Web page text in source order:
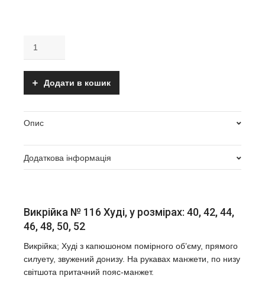
количество
Додати в кошик
Опис
Додаткова інформація
52)
Викрійка № 116 Худі, у розмірах: 40, 42, 44,
46, 48, 50, 52
Викрійка; Худі з капюшоном помірного об’єму, прямого
силуету, звужений донизу. На рукавах манжети, по низу
світшота притачний пояс-манжет.